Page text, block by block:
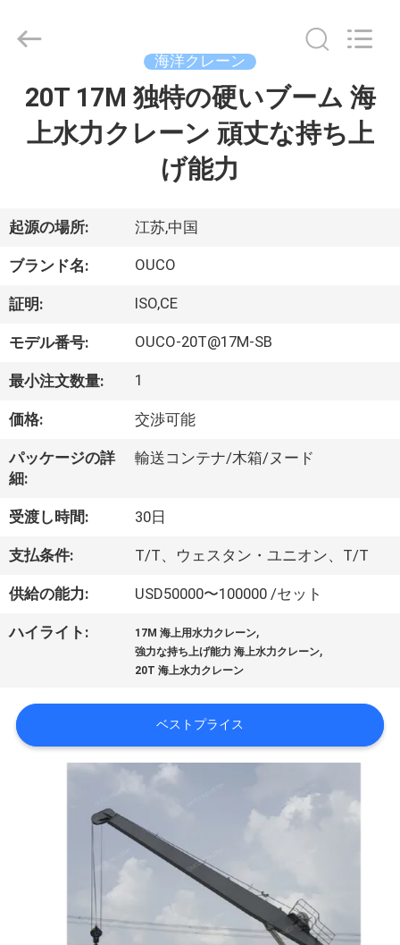
品
ビ
デ
オ
VR
シ
ョ
ー
わ
た
た
ち
2020
INTERNATIONAL
GROUP
海洋クレーン
20T 17M 独特の硬いブーム 海
上水力クレーン 頑丈な持ち上
げ能力
起源の場所: 江苏,中国
ブランド名: OUCO
証明: ISO,CE
モデル番号: OUCO-20T@17M-SB
最小注文数量: 1
価格: 交渉可能
パッケージの詳
細:
輸送コンテナ/木箱/ヌード
受渡し時間: 30日
支払条件: T/T、ウェスタン・ユニオン、T/T
供給の能力: USD50000〜100000 /セット
ハイライト: 17M 海上用水力クレーン,
強力な持ち上げ能力 海上水力クレーン,
20T 海上水力クレーン
ベストプライス